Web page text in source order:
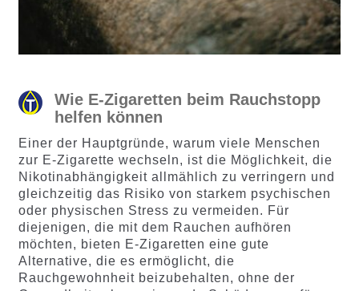
Wie E-Zigaretten beim Rauchstopp
helfen können
Einer der Hauptgründe, warum viele Menschen
zur E-Zigarette wechseln, ist die Möglichkeit, die
Nikotinabhängigkeit allmählich zu verringern und
gleichzeitig das Risiko von starkem psychischen
oder physischen Stress zu vermeiden. Für
diejenigen, die mit dem Rauchen aufhören
möchten, bieten E-Zigaretten eine gute
Alternative, die es ermöglicht, die
Rauchgewohnheit beizubehalten, ohne der